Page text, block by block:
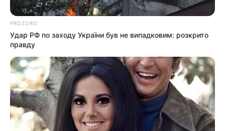
PROZORO
Удар РФ по заходу України був не випадковим: розкрито
правду